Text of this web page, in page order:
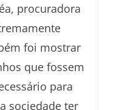
procuradora
foi mostrar
que fossem
para
sociedade ter